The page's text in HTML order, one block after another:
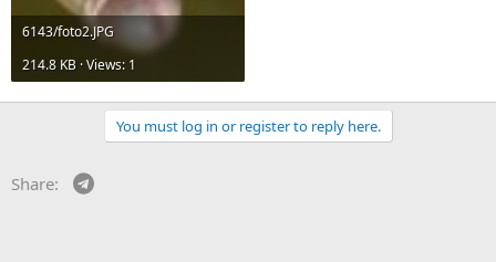
6143/foto2.JPG
214.8 KB · Views: 1
You must log in or register to reply here.
Share: